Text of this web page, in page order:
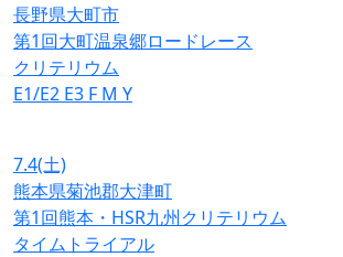
長野県大町市
第1回大町温泉郷ロードレース
クリテリウム
E1/E2 E3 F M Y
7.4(土)
熊本県菊池郡大津町
第1回熊本・HSR九州クリテリウム
タイムトライアル